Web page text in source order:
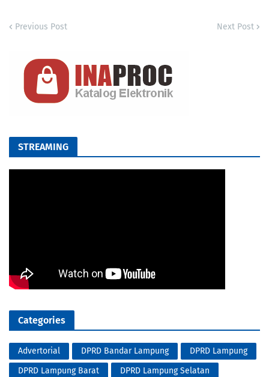
Previous Post Next Post
STREAMING
Categories
Advertorial DPRD Bandar Lampung
DPRD Lampung
DPRD Lampung Barat
DPRD Lampung Selatan